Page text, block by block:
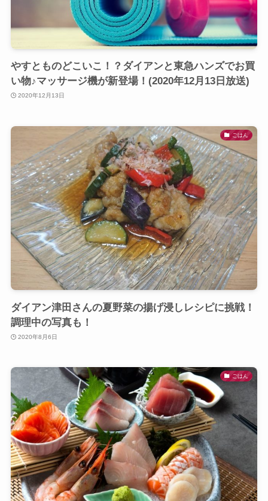
やすとものどこいこ！？ダイアンと東急ハンズでお買
い物♪マッサージ機が新登場！(2020年12月13日放送)
2020年12月13日
ごはん
ダイアン津田さんの夏野菜の揚げ浸しレシピに挑戦！
調理中の写真も！
2020年8月6日
ごはん